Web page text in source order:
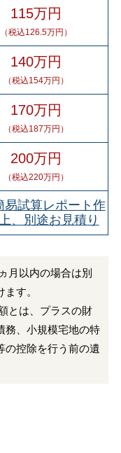
115万円
（税込126.5万円）
140万円
（税込154万円）
170万円
（税込187万円）
200万円
（税込220万円）
易試算レポート作
、別途お見積り
月以内の場合は別
す。
とは、プラスの財
務、小規模宅地の特
の控除を行う前の遺